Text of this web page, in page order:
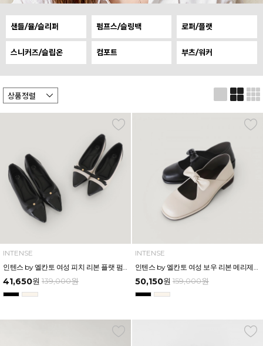
샌들/뮬/슬리퍼 펌프스/슬링백 로퍼/플랫
스니커즈/슬립온 컴포트 부츠/워커
INTENSE
41,650원 139,000원
INTENSE
50,150원 159,000원